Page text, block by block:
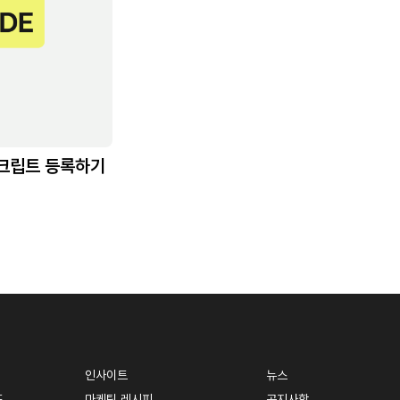
트 등록하기
인사이트
뉴스